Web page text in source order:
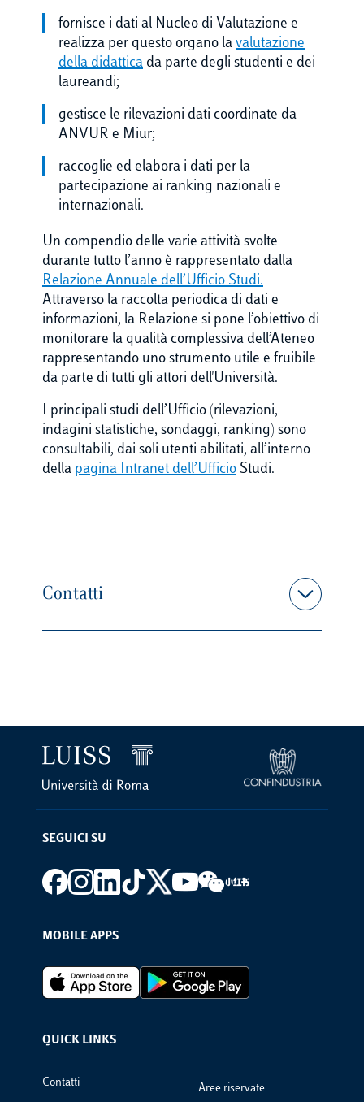
fornisce i dati al Nucleo di Valutazione e
realizza per questo organo la valutazione
della didattica da parte degli studenti e dei
laureandi;
gestisce le rilevazioni dati coordinate da
ANVUR e Miur;
raccoglie ed elabora i dati per la
partecipazione ai ranking nazionali e
internazionali.
Un compendio delle varie attività svolte
durante tutto l’anno è rappresentato dalla
Relazione Annuale dell’Ufficio Studi.
Attraverso la raccolta periodica di dati e
informazioni, la Relazione si pone l’obiettivo di
monitorare la qualità complessiva dell’Ateneo
rappresentando uno strumento utile e fruibile
da parte di tutti gli attori dell'Università.
I principali studi dell’Ufficio (rilevazioni,
indagini statistiche, sondaggi, ranking) sono
consultabili, dai soli utenti abilitati, all’interno
della pagina Intranet dell’Ufficio Studi.
Contatti
SEGUICI SU
Footer social
MOBILE APPS
Footer Apps
QUICK LINKS
Footer Links
Contatti Aree riservate